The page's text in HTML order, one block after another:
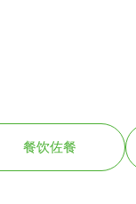
餐饮佐餐